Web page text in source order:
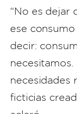
“No es dejar
ese
decir:
necesidades
ficticias